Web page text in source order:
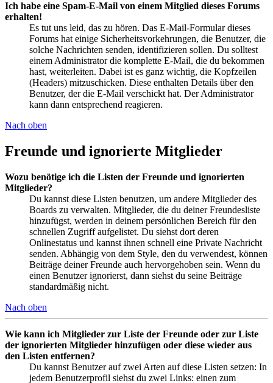
Ich habe eine Spam-E-Mail von einem Mitglied dieses Forums
erhalten!
Es tut uns leid, das zu hören. Das E-Mail-Formular dieses
Forums hat einige Sicherheitsvorkehrungen, die Benutzer, die
solche Nachrichten senden, identifizieren sollen. Du solltest
einem Administrator die komplette E-Mail, die du bekommen
hast, weiterleiten. Dabei ist es ganz wichtig, die Kopfzeilen
(Headers) mitzuschicken. Diese enthalten Details über den
Benutzer, der die E-Mail verschickt hat. Der Administrator
kann dann entsprechend reagieren.
Nach oben
Freunde und ignorierte Mitglieder
Wozu benötige ich die Listen der Freunde und ignorierten
Mitglieder?
Du kannst diese Listen benutzen, um andere Mitglieder des
Boards zu verwalten. Mitglieder, die du deiner Freundesliste
hinzufügst, werden in deinem persönlichen Bereich für den
schnellen Zugriff aufgelistet. Du siehst dort deren
Onlinestatus und kannst ihnen schnell eine Private Nachricht
senden. Abhängig von dem Style, den du verwendest, können
Beiträge deiner Freunde auch hervorgehoben sein. Wenn du
einen Benutzer ignorierst, dann siehst du seine Beiträge
standardmäßig nicht.
Nach oben
Wie kann ich Mitglieder zur Liste der Freunde oder zur Liste
der ignorierten Mitglieder hinzufügen oder diese wieder aus
den Listen entfernen?
Du kannst Benutzer auf zwei Arten auf diese Listen setzen: In
jedem Benutzerprofil siehst du zwei Links: einen zum